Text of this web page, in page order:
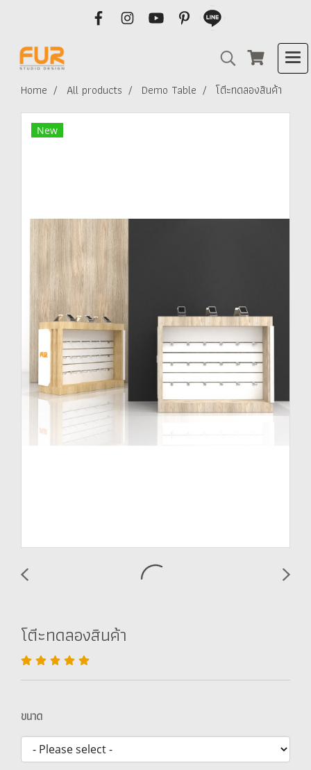
Home All products Demo Table โตีะทดลองสินค้า
New
โตีะทดลองสินค้า
ขนาด